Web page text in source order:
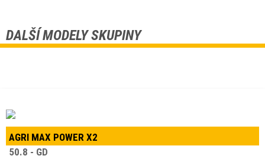
DALŠÍ MODELY SKUPINY
AGRI MAX POWER X2
50.8 - GD